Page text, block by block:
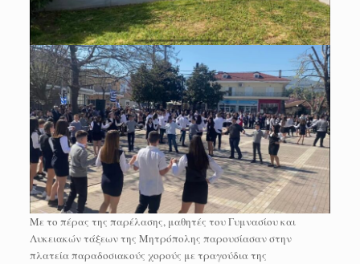
Με το πέρας της παρέλασης, μαθητές του Γυμνασίου και
Λυκειακών τάξεων της Μητρόπολης παρουσίασαν στην
πλατεία παραδοσιακούς χορούς με τραγούδια της